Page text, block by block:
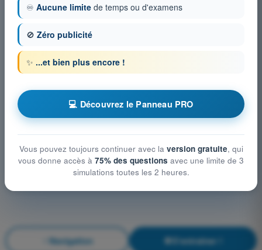
Navigation S'entraîner !
♾️ Aucune limite de temps ou d'examens
🚫 Zéro publicité
✨ ...et bien plus encore !
💻 Découvrez le Panneau PRO
Vous pouvez toujours continuer avec la version gratuite, qui
vous donne accès à 75% des questions avec une limite de 3
simulations toutes les 2 heures.